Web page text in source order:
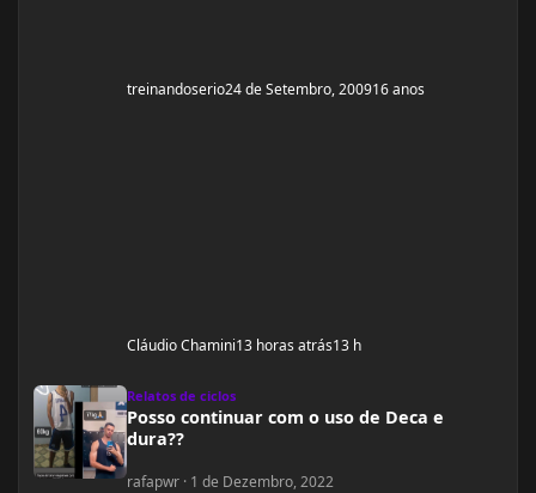
treinandoserio24 de Setembro, 200916 anos
Cláudio Chamini13 horas atrás13 h
Relatos de ciclos
Posso continuar com o uso de Deca e
dura??
rafapwr · 1 de Dezembro, 2022